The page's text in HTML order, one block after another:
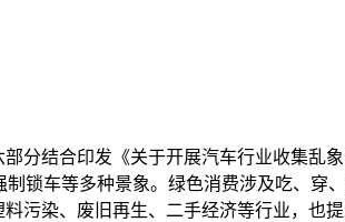
结合印发《关于开展汽车行业收集乱
锁车等多种景象。绿色消费涉及吃、穿
污染、废旧再生、二手经济等行业，也